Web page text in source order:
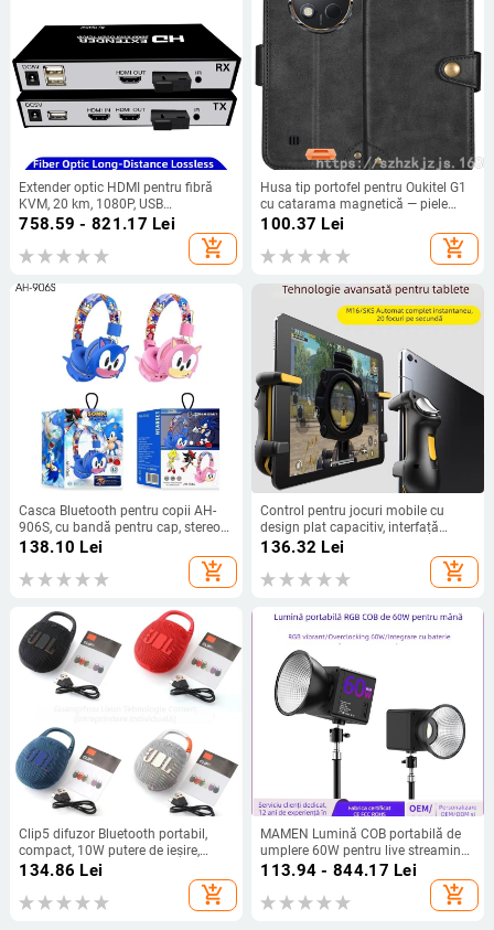
Extender optic HDMI pentru fibră
KVM, 20 km, 1080P, USB
tastatură/mouse, interfață SC,
758.59 - 821.17 Lei
add_shopping_cart
Husa tip portofel pentru Oukitel G1
cu catarama magnetică — piele
ecologică, lucrată manual, protecție
personalizare
100.37 Lei
add_shopping_cart
Casca Bluetooth pentru copii AH-
906S, cu bandă pentru cap, stereo
wireless (Bluetooth 5.0, rază 10 m,
138.10 Lei
add_shopping_cart
Control pentru jocuri mobile cu
design plat capacitiv, interfață
ecran tactil, corp ABS, greutate 100
136.32 Lei
add_shopping_cart
Clip5 difuzor Bluetooth portabil,
compact, 10W putere de ieșire,
Bluetooth 5.3, interval de frecvențe
100 Hz-20 kHz, SNR ≥70 dB, baterie
încorporată
134.86 Lei
add_shopping_cart
MAMEN Lumină COB portabilă de
umplere 60W pentru live streaming
și fotografie — model C60R-1, 51–
temperaturi de culoare, intrare 20V
113.94 - 844.17 Lei
add_shopping_cart